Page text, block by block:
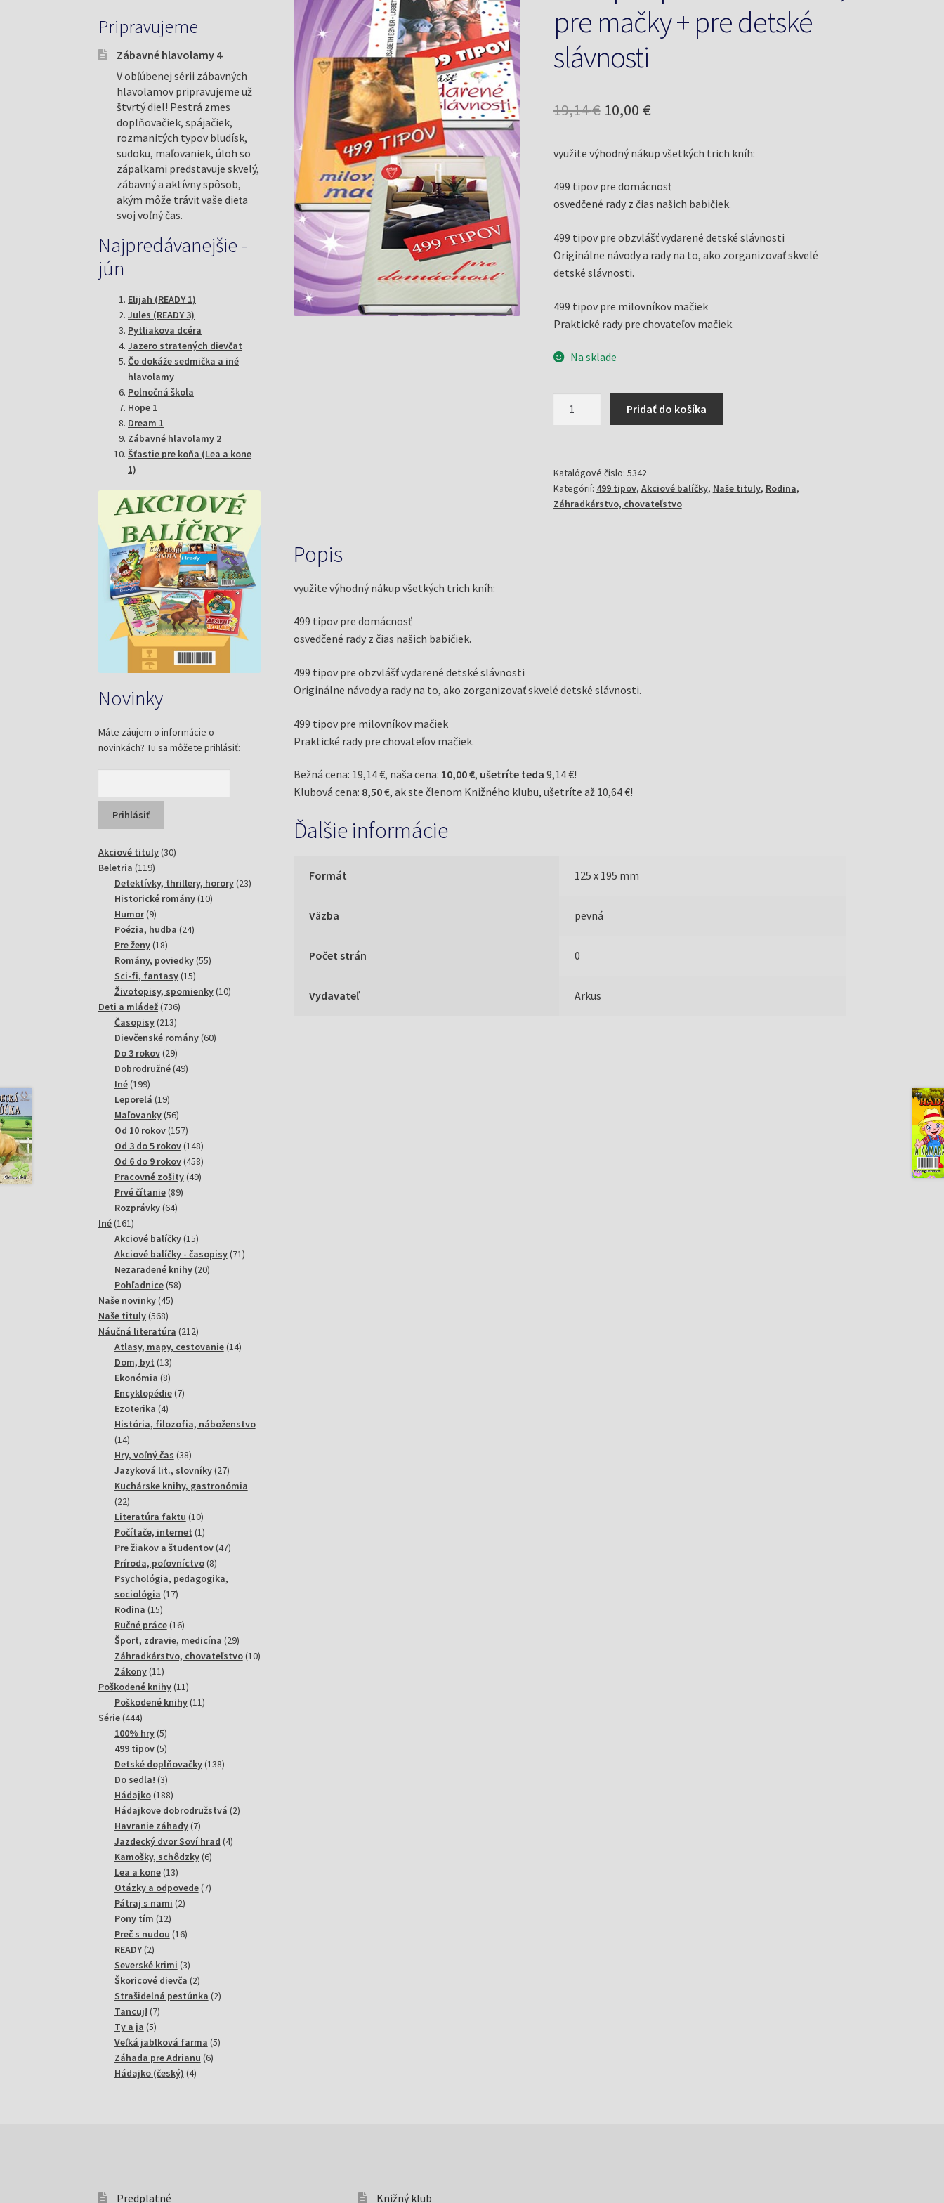
pre mačky + pre detské
slávnosti
19,14€ Pôvodná
bola:
19,14 €.
10,00 €Aktuálna
je:
10,00 €.
využite výhodný nákup všetkých trich kníh:
499 tipov pre domácnosť
osvedčené rady z čias našich babičiek.
499 tipov pre obzvlášť vydarené detské slávnosti
Originálne návody a rady na to, ako zorganizovať skvelé
detské slávnosti.
499 tipov pre milovníkov mačiek
Praktické rady pre chovateľov mačiek.
Na sklade
domácnos
+,
pre
Pridať do košíka
Katalógové číslo: 5342
Kategórií: 499 tipov, Akciové balíčky, Naše tituly, Rodina,
Záhradkárstvo, chovateľstvo
Popis
využite výhodný nákup všetkých trich kníh:
499 tipov pre domácnosť
osvedčené rady z čias našich babičiek.
499 tipov pre obzvlášť vydarené detské slávnosti
Originálne návody a rady na to, ako zorganizovať skvelé detské slávnosti.
499 tipov pre milovníkov mačiek
Praktické rady pre chovateľov mačiek.
Bežná cena: 19,14 €, naša cena: 10,00 €, ušetríte teda 9,14 €!
Klubová cena: 8,50 €, ak ste členom Knižného klubu, ušetríte až 10,64 €!
Ďalšie informácie
Formát 125 x 195 mm
Väzba pevná
Počet strán 0
Vydavateľ Arkus
Pripravujeme
Zábavné hlavolamy 4
V obľúbenej sérii zábavných
hlavolamov pripravujeme už
štvrtý diel! Pestrá zmes
doplňovačiek, spájačiek,
rozmanitých typov bludísk,
sudoku, maľovaniek, úloh so
zápalkami predstavuje skvelý,
zábavný a aktívny spôsob,
akým môže tráviť vaše dieťa
svoj voľný čas.
Najpredávanejšie -
jún
Elijah (READY 1)
Jules (READY 3)
Pytliakova dcéra
Jazero stratených dievčat
Čo dokáže sedmička a iné
hlavolamy
Polnočná škola
Hope 1
Dream 1
Zábavné hlavolamy 2
Šťastie pre koňa (Lea a kone
1)
Novinky
Máte záujem o informácie o
novinkách? Tu sa môžete prihlásiť:
Akciové tituly 3030
Beletria 119119
produktov
Detektívky, thrillery, horory 2323
Historické romány 1010
Humor 99
produktov
Poézia, hudba 2424
Pre ženy 1818
produktov
Romány, poviedky 5555
Sci-fi, fantasy 1515
produktov
Životopisy, spomienky 1010
Deti a mládež 736736
Časopisy 213213
produktov
Dievčenské romány 6060
Do 3 rokov 2929
produktov
Dobrodružné 4949
Iné 199199
produktov
Leporelá 1919
produktov
Maľovanky 5656
produktov
Od 10 rokov 157157
produktov
Od 3 do 5 rokov 148148
produktov
Od 6 do 9 rokov 458458
produktov
Pracovné zošity 4949
Prvé čítanie 8989
Rozprávky 6464
Iné 161161
produktov
Akciové balíčky 1515
produktov
Akciové balíčky - časopisy 7171
Nezaradené knihy 2020
Pohľadnice 5858
Naše novinky 4545
Naše tituly 568568
produktov
Náučná literatúra 212212
produktov
Atlasy, mapy, cestovanie 1414
Dom, byt 1313
produktov
Ekonómia 88
produktov
Encyklopédie 77
Ezoterika 44
produkty
História, filozofia, náboženstvo
1414
produktov
Hry, voľný čas 3838
produktov
Jazyková lit., slovníky 2727
produktov
Kuchárske knihy, gastronómia
2222
produktov
Literatúra faktu 1010
produktov
Počítače, internet 11
produkt
Pre žiakov a študentov 4747
Príroda, poľovníctvo 88
produktov
Psychológia, pedagogika,
sociológia 1717
Rodina 1515
produktov
Ručné práce 1616
produktov
Šport, zdravie, medicína 2929
produktov
Záhradkárstvo, chovateľstvo 1010
Zákony 1111
produktov
Poškodené knihy 1111
produktov
Poškodené knihy 1111
Série 444444
produktov
100% hry 55
produktov
499 tipov 55
produktov
Detské doplňovačky 138138
Do sedla! 33
produkty
Hádajko 188188
produktov
Hádajkove dobrodružstvá 22
Havranie záhady 77
produktov
Jazdecký dvor Soví hrad 44
Kamošky, schôdzky 66
Lea a kone 1313
produktov
Otázky a odpovede 77
Pátraj s nami 22
Pony tím 1212
produktov
Preč s nudou 1616
READY 22
produkty
Severské krimi 33
produkty
Škoricové dievča 22
produkty
Strašidelná pestúnka 22
Tancuj! 77
Ty a ja 55
produktov
Veľká jablková farma 55
Záhada pre Adrianu 66
Hádajko (český) 44
Predplatné Knižný klub